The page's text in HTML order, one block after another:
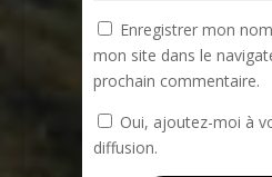
Enregistrer mon
mon site dans le
prochain commentaire.
Oui, ajoutez-moi à
diffusion.